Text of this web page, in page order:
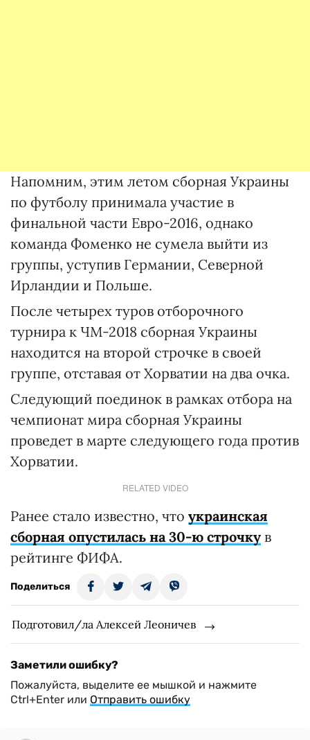
Напомним, этим летом сборная Украины
по футболу принимала участие в
финальной части Евро-2016, однако
команда Фоменко не сумела выйти из
группы, уступив Германии, Северной
Ирландии и Польше.
После четырех туров отборочного
турнира к ЧМ-2018 сборная Украины
находится на второй строчке в своей
группе, отставая от Хорватии на два очка.
Следующий поединок в рамках отбора на
чемпионат мира сборная Украины
проведет в марте следующего года против
Хорватии.
RELATED VIDEO
Ранее стало известно, что украинская
сборная опустилась на 30-ю строчку в
рейтинге ФИФА.
Поделиться
Подготовил/ла Алексей Леоничев
Заметили ошибку?
Пожалуйста, выделите ее мышкой и нажмите
Ctrl+Enter или Отправить ошибку